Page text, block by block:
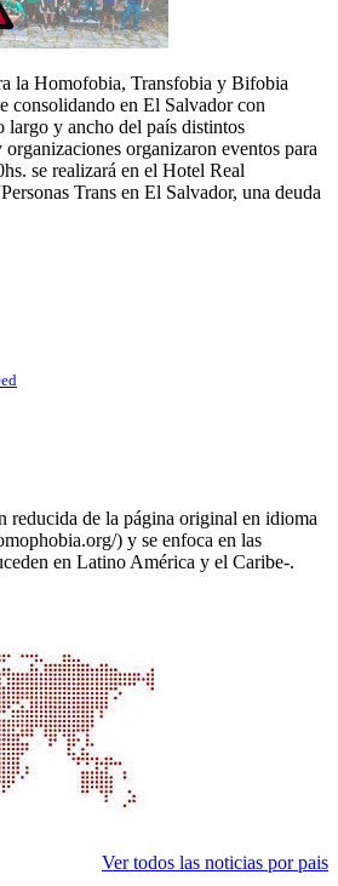
la Homofobia, Transfobia y Bifobia
consolidando en El Salvador con
largo y ancho del país distintos
organizaron eventos para
se realizará en el Hotel Real
Trans en El Salvador, una deuda
reducida de la página original en idioma
) y se enfoca en las
en Latino América y el Caribe-.
Ver todos las noticias por pais